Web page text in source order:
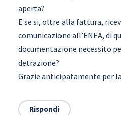
aperta?
E se si, oltre alla fattura,
comunicazione all’ENEA, di
documentazione necessito
detrazione?
Grazie anticipatamente per
Rispondi